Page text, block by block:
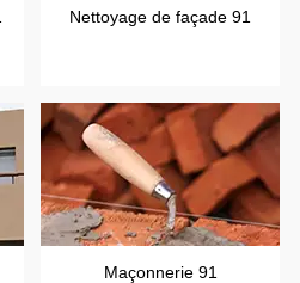
Nettoyage de façade 91
Maçonnerie 91